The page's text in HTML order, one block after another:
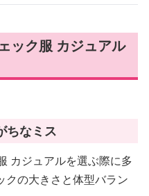
ック服 カジュアル
ちなミス
カジュアルを選ぶ際に多
の大きさと体型バラン